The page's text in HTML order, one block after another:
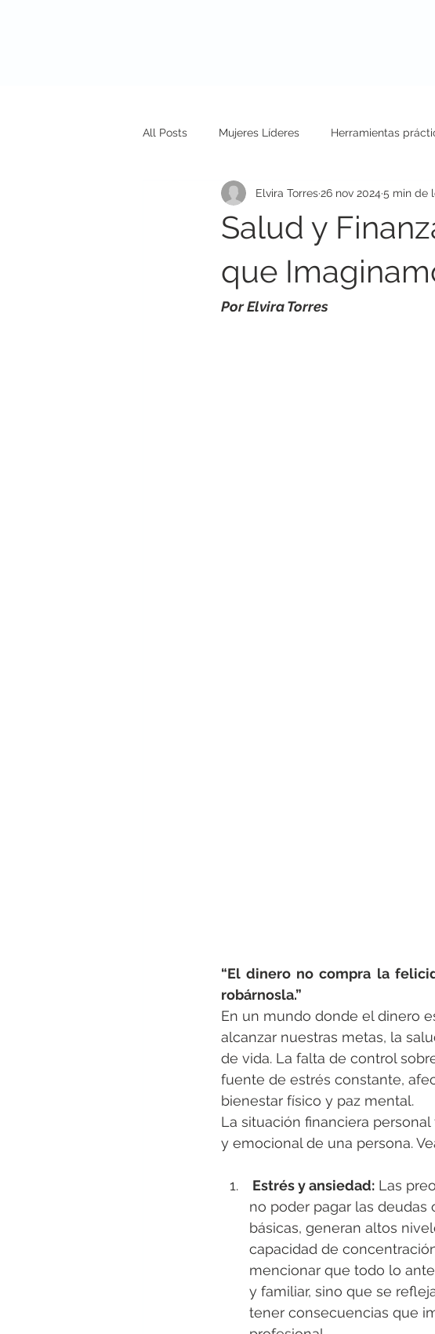
All Posts Mujeres Líderes Herramientas
Salud y
que
Elvira Torres26 nov 2024 5 min de
Por Elvira Torres
“El dinero no compra la
robárnosla.”
En un mundo donde el dinero
alcanzar nuestras metas, la
de vida. La falta de control
fuente de estrés constante,
bienestar físico y paz mental.
La situación financiera
y emocional de una persona.
Estrés y ansiedad: Las
no poder pagar las deudas
básicas, generan altos
capacidad de
mencionar que todo lo
y familiar, sino que se
tener consecuencias que